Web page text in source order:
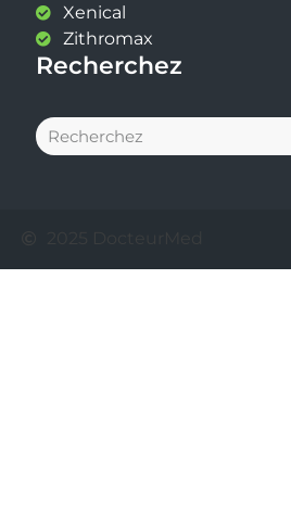
Xenical
Zithromax
Recherchez